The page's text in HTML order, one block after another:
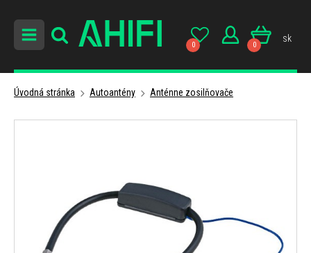
0 0
sk
Úvodná stránka Autoantény Anténne zosilňovače